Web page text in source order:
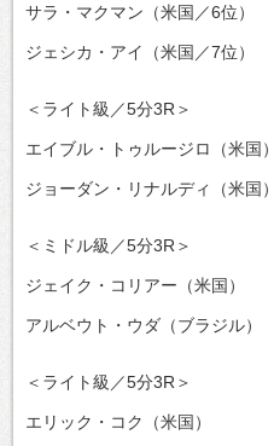
サラ・マクマン（米国／6位）
ジェシカ・アイ（米国／7位）
＜ライト級／5分3R＞
エイブル・トゥルージロ（米国）
ジョーダン・リナルディ（米国）
＜ミドル級／5分3R＞
ジェイク・コリアー（米国）
アルベウト・ウダ（ブラジル）
＜ライト級／5分3R＞
エリック・コク（米国）